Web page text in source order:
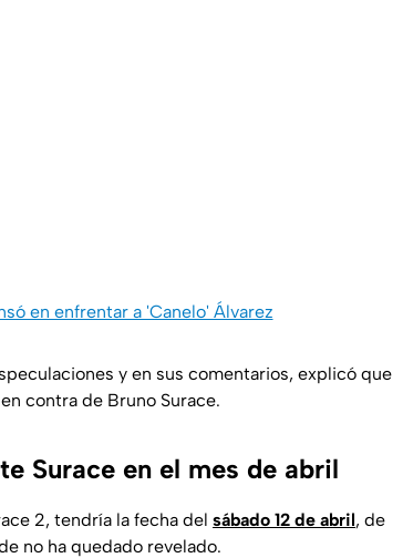
en enfrentar a 'Canelo' Álvarez
y en sus comentarios, explicó que
contra de Bruno Surace.
Surace en el mes de abril
2, tendría la fecha del sábado 12 de abril, de
no ha quedado revelado.